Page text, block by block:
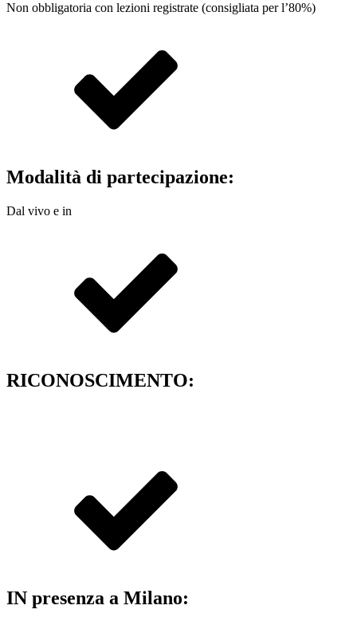
Non obbligatoria con lezioni registrate (consigliata per l’80%)
Modalità di partecipazione:
Dal vivo e in
RICONOSCIMENTO:
IN presenza a Milano: